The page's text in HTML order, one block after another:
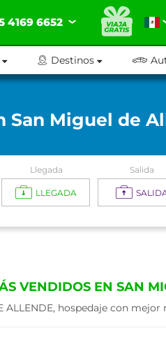
4169 6652
Destinos
San Miguel de
Llegada
LLEGADA
Salida
VENDIDOS EN SAN
ALLENDE, hospedaje con